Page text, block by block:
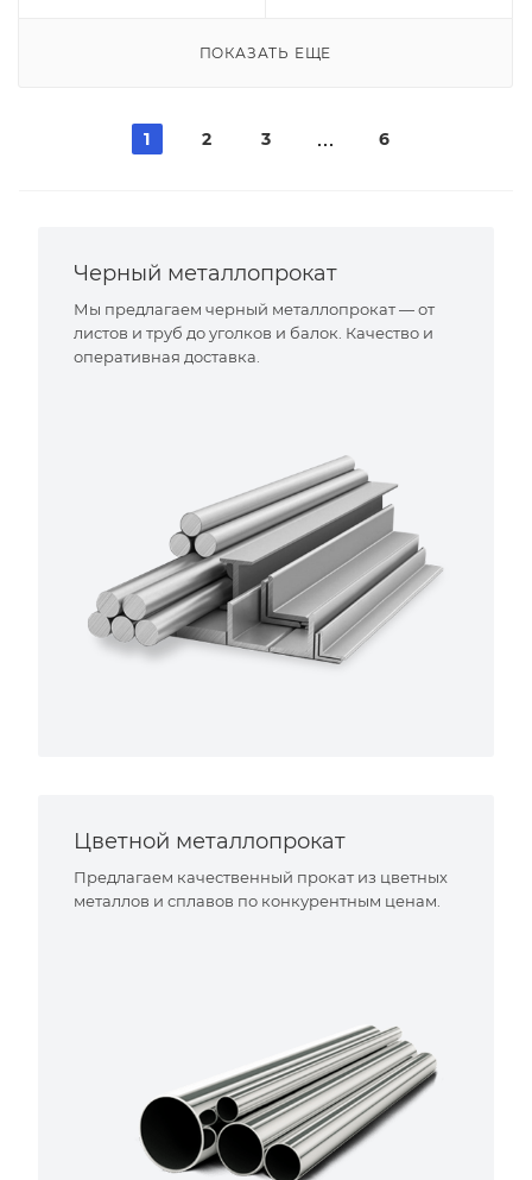
ПОКАЗАТЬ ЕЩЕ
1 2 3 6
Черный металлопрокат
Мы предлагаем черный металлопрокат — от
листов и труб до уголков и балок. Качество и
оперативная доставка.
Цветной металлопрокат
Предлагаем качественный прокат из цветных
металлов и сплавов по конкурентным ценам.